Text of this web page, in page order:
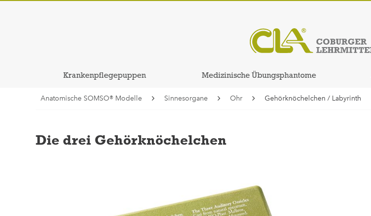
Krankenpflegepuppen Medizinische Übungsphantome
Anatomische SOMSO® Modelle Sinnesorgane Ohr Gehörknöchelchen / Labyrinth
Die drei Gehörknöchelchen